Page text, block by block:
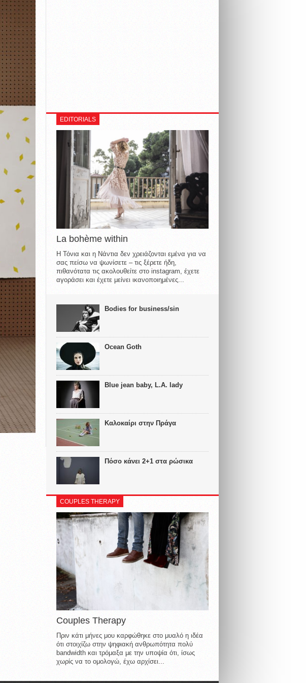
EDITORIALS
La bohème within
Η Τόνια και η Νάντια δεν χρειάζονται εμένα για να
σας πείσω να ψωνίσετε – τις ξέρετε ήδη,
πιθανότατα τις ακολουθείτε στο instagram, έχετε
αγοράσει και έχετε μείνει ικανοποιημένες...
Bodies for business/sin
Ocean Goth
Blue jean baby, L.A. lady
Καλοκαίρι στην Πράγα
Πόσο κάνει 2+1 στα ρώσικα
COUPLES THERAPY
Couples Therapy
Πριν κάτι μήνες μου καρφώθηκε στο μυαλό η ιδέα
ότι στοιχίζω στην ψηφιακή ανθρωπότητα πολύ
bandwidth και τρόμαξα με την υποψία ότι, ίσως
χωρίς να το ομολογώ, έχω αρχίσει...